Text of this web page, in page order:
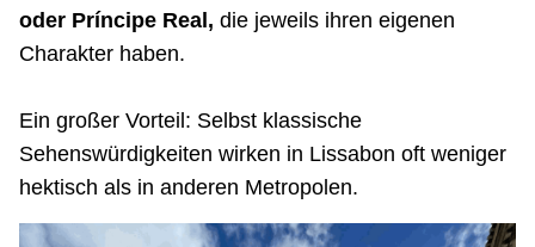
oder Príncipe Real, die jeweils ihren eigenen
Charakter haben.
Ein großer Vorteil: Selbst klassische
Sehenswürdigkeiten wirken in Lissabon oft weniger
hektisch als in anderen Metropolen.